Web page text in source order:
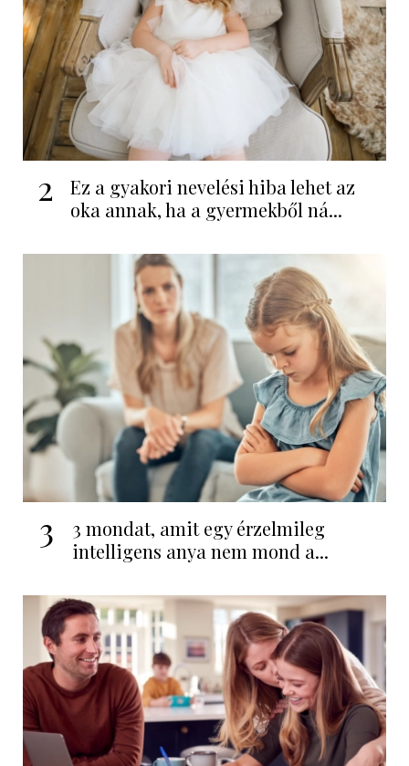
2
Ez a gyakori nevelési hiba lehet az
oka annak, ha a gyermekből ná...
3
3 mondat, amit egy érzelmileg
intelligens anya nem mond a...